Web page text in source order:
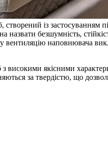
із застосуванням
безшумність,
вентиляцію наповнювача
якісними
за твердістю, що